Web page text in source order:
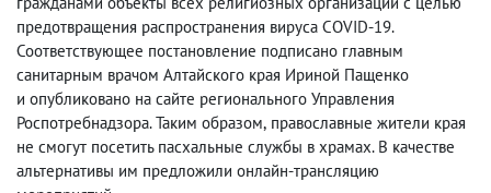
предотвращения распространения вируса COVID-19.
Соответствующее постановление подписано главным
санитарным врачом Алтайского края Ириной Пащенко
и опубликовано на сайте регионального Управления
Роспотребнадзора. Таким образом, православные жители края
не смогут посетить пасхальные службы в храмах. В качестве
альтернативы им предложили онлайн-трансляцию